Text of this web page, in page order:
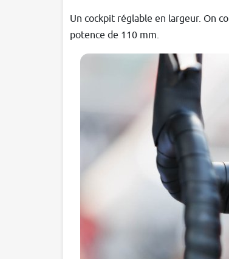
Un cockpit réglable en largeur. On
potence de 110 mm.